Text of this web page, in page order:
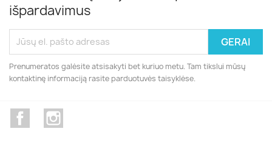
išpardavimus
Prenumeratos galėsite atsisakyti bet kuriuo metu. Tam tikslui mūsų
kontaktinę informaciją rasite parduotuvės taisyklėse.
Facebook